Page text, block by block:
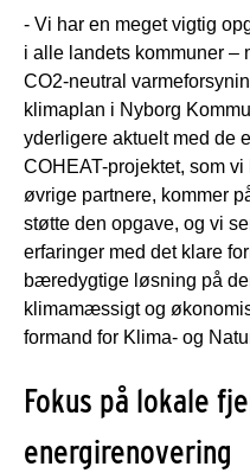
- Vi har en meget vigtig
i alle landets kommuner –
CO2-neutral
klimaplan i Nyborg
yderligere aktuelt med de
COHEAT-projektet, som
øvrige partnere, kommer
støtte den opgave, og vi
erfaringer med det klare
bæredygtige løsning på
klimamæssigt og
formand for Klima- og
Fokus på lokale
energirenovering